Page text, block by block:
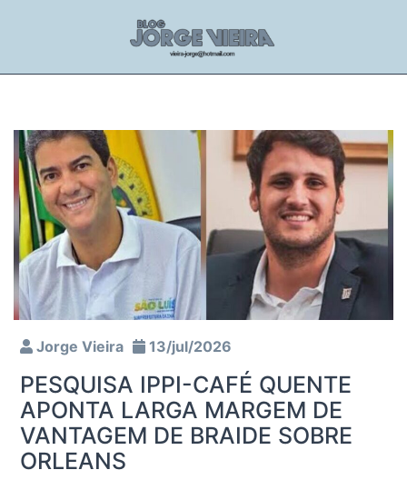
Jorge Vieira 13/jul/2026
PESQUISA IPPI-CAFÉ QUENTE
APONTA LARGA MARGEM DE
VANTAGEM DE BRAIDE SOBRE
ORLEANS